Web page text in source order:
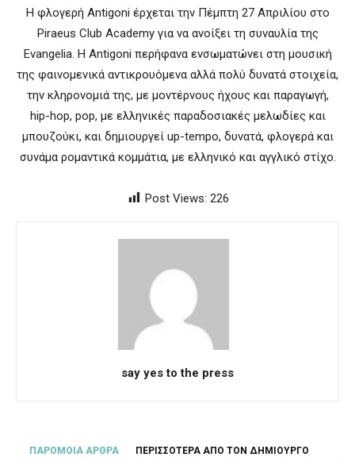
Η φλογερή Antigoni έρχεται την Πέμπτη 27 Απριλίου στο
Piraeus Club Academy για να ανοίξει τη συναυλία της
Evangelia. Η Antigoni περήφανα ενσωματώνει στη μουσική
της φαινομενικά αντικρουόμενα αλλά πολύ δυνατά στοιχεία,
την κληρονομιά της, με μοντέρνους ήχους και παραγωγή,
hip-hop, pop, με ελληνικές παραδοσιακές μελωδίες και
μπουζούκι, και δημιουργεί up-tempo, δυνατά, φλογερά και
συνάμα ρομαντικά κομμάτια, με ελληνικό και αγγλικό στίχο.
Post Views: 226
say yes to the press
ΠΑΡΟΜΟΙΑ ΑΡΘΡΑ ΠΕΡΙΣΣΟΤΕΡΑ ΑΠΟ ΤΟΝ ΔΗΜΙΟΥΡΓΟ